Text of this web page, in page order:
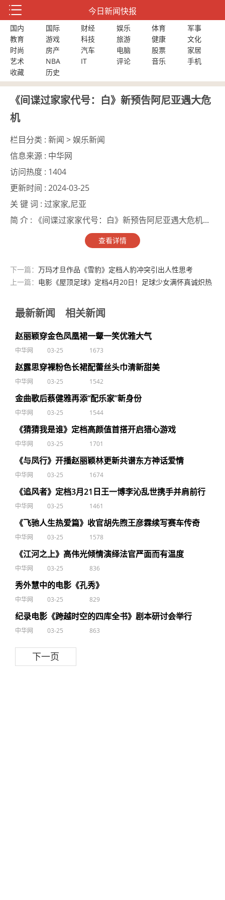
今日新闻快报
国内 国际 财经 娱乐 体育
军事
教育
游戏 科技 旅游 健康
文化
时尚
房产 汽车 电脑 股票
家居
艺术
NBA IT 评论 音乐
手机
收藏
历史
《间谍过家家代号：白》新预告阿尼亚遇大危
机
栏目分类 : 新闻 > 娱乐新闻
信息来源 : 中华网
访问热度 : 1404
更新时间 : 2024-03-25
关 键 词 : 过家家,尼亚
简 介 : 《间谍过家家代号：白》新预告阿尼亚遇大危机...
查看详情
下一篇： 万玛才旦作品《雪豹》定档人豹冲突引出人性思考
上一篇： 电影《屋顶足球》定档4月20日！足球少女满怀真诚炽热
最新新闻 相关新闻
赵丽颖穿金色凤凰裙一颦一笑优雅大气
中华网 03-25 1673
赵露思穿裸粉色长裙配蕾丝头巾清新甜美
中华网 03-25 1542
金曲歌后蔡健雅再添“配乐家”新身份
中华网 03-25 1544
《猜猜我是谁》定档高颜值首搭开启猎心游戏
中华网 03-25 1701
《与凤行》开播赵丽颖林更新共谱东方神话爱情
中华网 03-25 1674
《追风者》定档3月21日王一博李沁乱世携手并肩前行
中华网 03-25 1461
《飞驰人生热爱篇》收官胡先煦王彦霖续写赛车传奇
中华网 03-25 1578
《江河之上》高伟光倾情演绎法官严面而有温度
中华网 03-25 836
秀外慧中的电影《孔秀》
中华网 03-25 829
纪录电影《跨越时空的四库全书》剧本研讨会举行
中华网 03-25 863
下一页